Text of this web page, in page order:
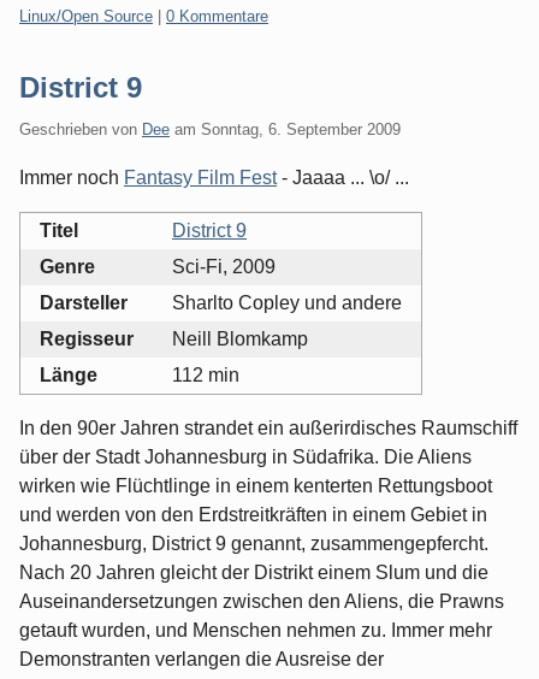
Kategorien:
Linux/Open Source 0 Kommentare
District 9
Geschrieben von Dee am Sonntag, 6. September 2009
Immer noch Fantasy Film Fest- Jaaaa ... \o/ ...
Titel
District 9
Genre
Sci-Fi, 2009
Darsteller
Sharlto Copley und andere
Regisseur
Neill Blomkamp
Länge
112 min
In den 90er Jahren strandet ein außerirdisches Raumschiff
über der Stadt Johannesburg in Südafrika. Die Aliens
wirken wie Flüchtlinge in einem kenterten Rettungsboot
und werden von den Erdstreitkräften in einem Gebiet in
Johannesburg, District 9 genannt, zusammengepfercht.
Nach 20 Jahren gleicht der Distrikt einem Slum und die
Auseinandersetzungen zwischen den Aliens, die Prawns
getauft wurden, und Menschen nehmen zu. Immer mehr
Demonstranten verlangen die Ausreise der